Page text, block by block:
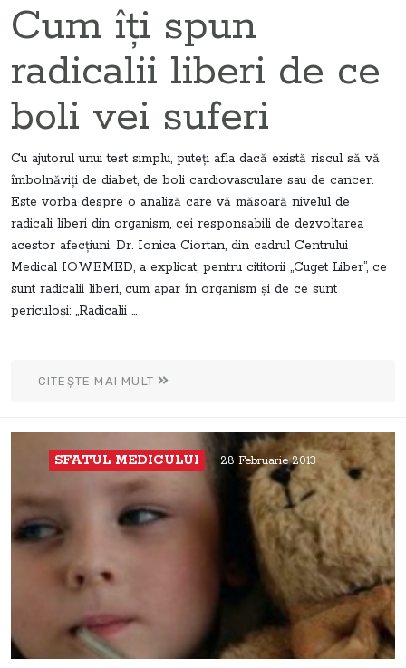
Cum îţi spun
radicalii liberi de ce
boli vei suferi
Cu ajutorul unui test simplu, puteţi afla dacă există riscul să vă
îmbolnăviţi de diabet, de boli cardiovasculare sau de cancer.
Este vorba despre o analiză care vă măsoară nivelul de
radicali liberi din organism, cei responsabili de dezvoltarea
acestor afecţiuni. Dr. Ionica Ciortan, din cadrul Centrului
Medical IOWEMED, a explicat, pentru cititorii „Cuget Liber”, ce
sunt radicalii liberi, cum apar în organism şi de ce sunt
periculoşi: „Radicalii ...
CITEȘTE MAI MULT
SFATUL MEDICULUI 28 Februarie 2013